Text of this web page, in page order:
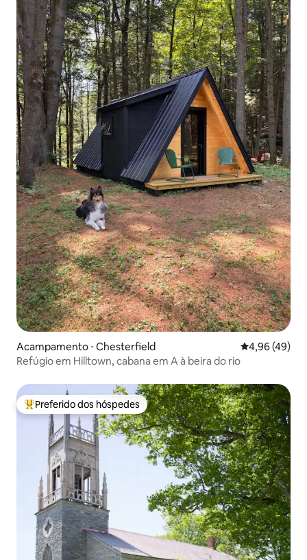
Acampamento ⋅ Chesterfield 4,96 de uma
4,96 (49)
Refúgio em Hilltown, cabana em A à beira do rio
Entre os melhores preferidos dos hóspedes
Preferido dos hóspedes